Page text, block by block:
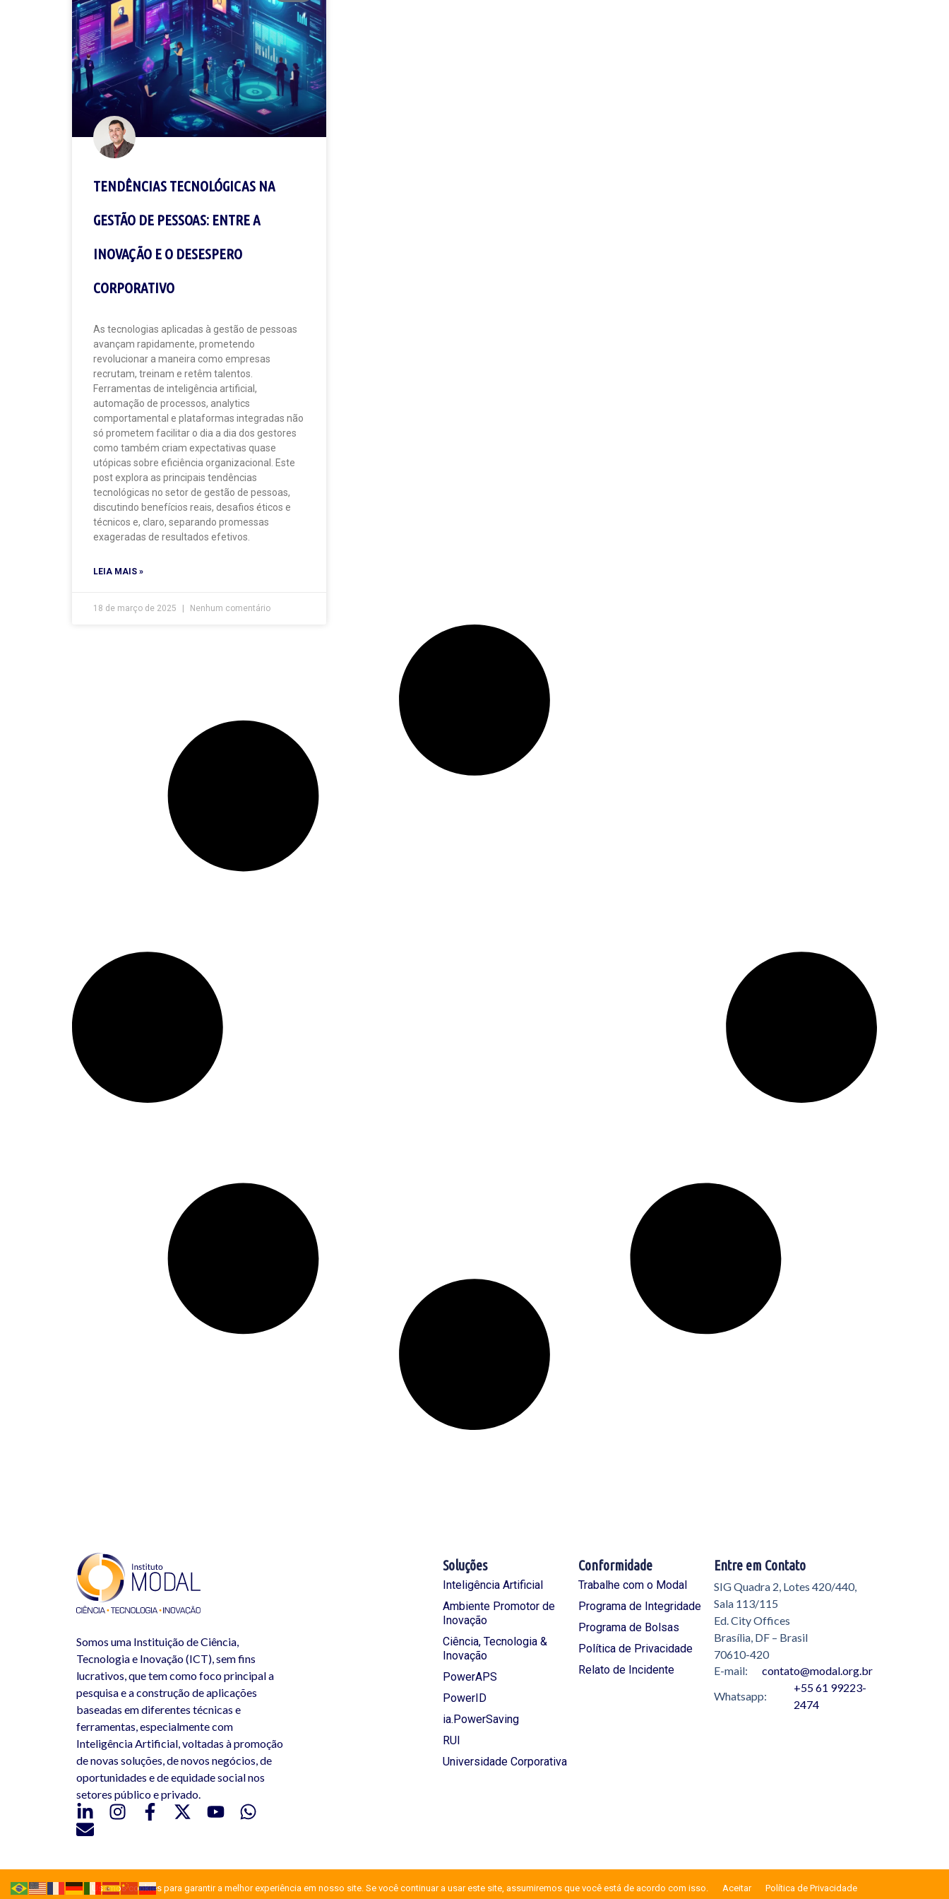
TENDÊNCIAS TECNOLÓGICAS NA
GESTÃO DE PESSOAS: ENTRE A
INOVAÇÃO E O DESESPERO
CORPORATIVO
As tecnologias aplicadas à gestão de pessoas
avançam rapidamente, prometendo
revolucionar a maneira como empresas
recrutam, treinam e retêm talentos.
Ferramentas de inteligência artificial,
automação de processos, analytics
comportamental e plataformas integradas não
só prometem facilitar o dia a dia dos gestores
como também criam expectativas quase
utópicas sobre eficiência organizacional. Este
post explora as principais tendências
tecnológicas no setor de gestão de pessoas,
discutindo benefícios reais, desafios éticos e
técnicos e, claro, separando promessas
exageradas de resultados efetivos.
LEIA MAIS »
18 de março de 2025 Nenhum comentário
Somos uma Instituição de Ciência,
Tecnologia e Inovação (ICT), sem fins
lucrativos, que tem como foco principal a
pesquisa e a construção de aplicações
baseadas em diferentes técnicas e
ferramentas, especialmente com
Inteligência Artificial, voltadas à promoção
de novas soluções, de novos negócios, de
oportunidades e de equidade social nos
setores público e privado.
Soluções
Inteligência Artificial
Ambiente Promotor de
Inovação
Ciência, Tecnologia &
Inovação
PowerAPS
PowerID
ia.PowerSaving
RUI
Universidade Corporativa
Conformidade
Trabalhe com o Modal
Programa de Integridade
Programa de Bolsas
Política de Privacidade
Relato de Incidente
Entre em Contato
SIG Quadra 2, Lotes 420/440,
Sala 113/115
Ed. City Offices
Brasília, DF – Brasil
70610-420
E-mail:
contato@modal.org.br
Whatsapp:
+55 61 99223-
2474
Usamos cookies para garantir a melhor experiência em nosso site. Se você continuar a usar este site, assumiremos que você está de acordo com isso. Aceitar Política de Privacidade